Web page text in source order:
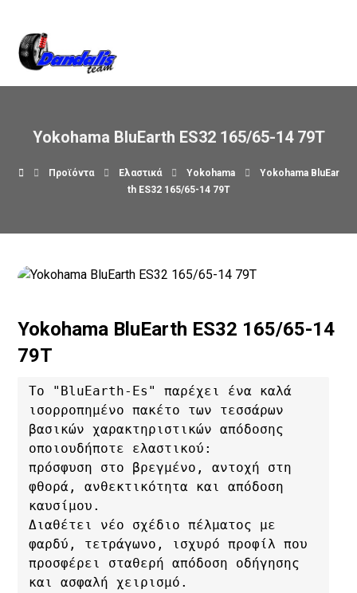
Yokohama BluEarth ES32 165/65-14 79T
Προϊόντα Ελαστικά Yokohama
Yokohama BluEar
th ES32 165/65-14 79T
Yokohama BluEarth ES32 165/65-14
79T
Το "BluEarth-Es" παρέχει ένα καλά
ισορροπημένο πακέτο των τεσσάρων
βασικών χαρακτηριστικών απόδοσης
οποιουδήποτε ελαστικού:
πρόσφυση στο βρεγμένο, αντοχή στη
φθορά, ανθεκτικότητα και απόδοση
καυσίμου.
Διαθέτει νέο σχέδιο πέλματος με
φαρδύ, τετράγωνο, ισχυρό προφίλ που
προσφέρει σταθερή απόδοση οδήγησης
και ασφαλή χειρισμό.